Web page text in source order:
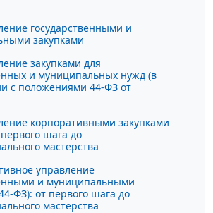
государственными и
закупками
закупками для
и муниципальных нужд (в
с положениями 44-ФЗ от
корпоративными закупками
шага до
мастерства
управление
и муниципальными
ФЗ): от первого шага до
мастерства